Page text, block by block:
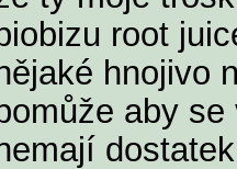
root
hnojivo
aby